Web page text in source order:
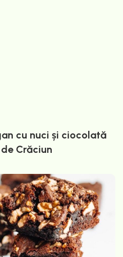
cu nuci și ciocolată
Crăciun